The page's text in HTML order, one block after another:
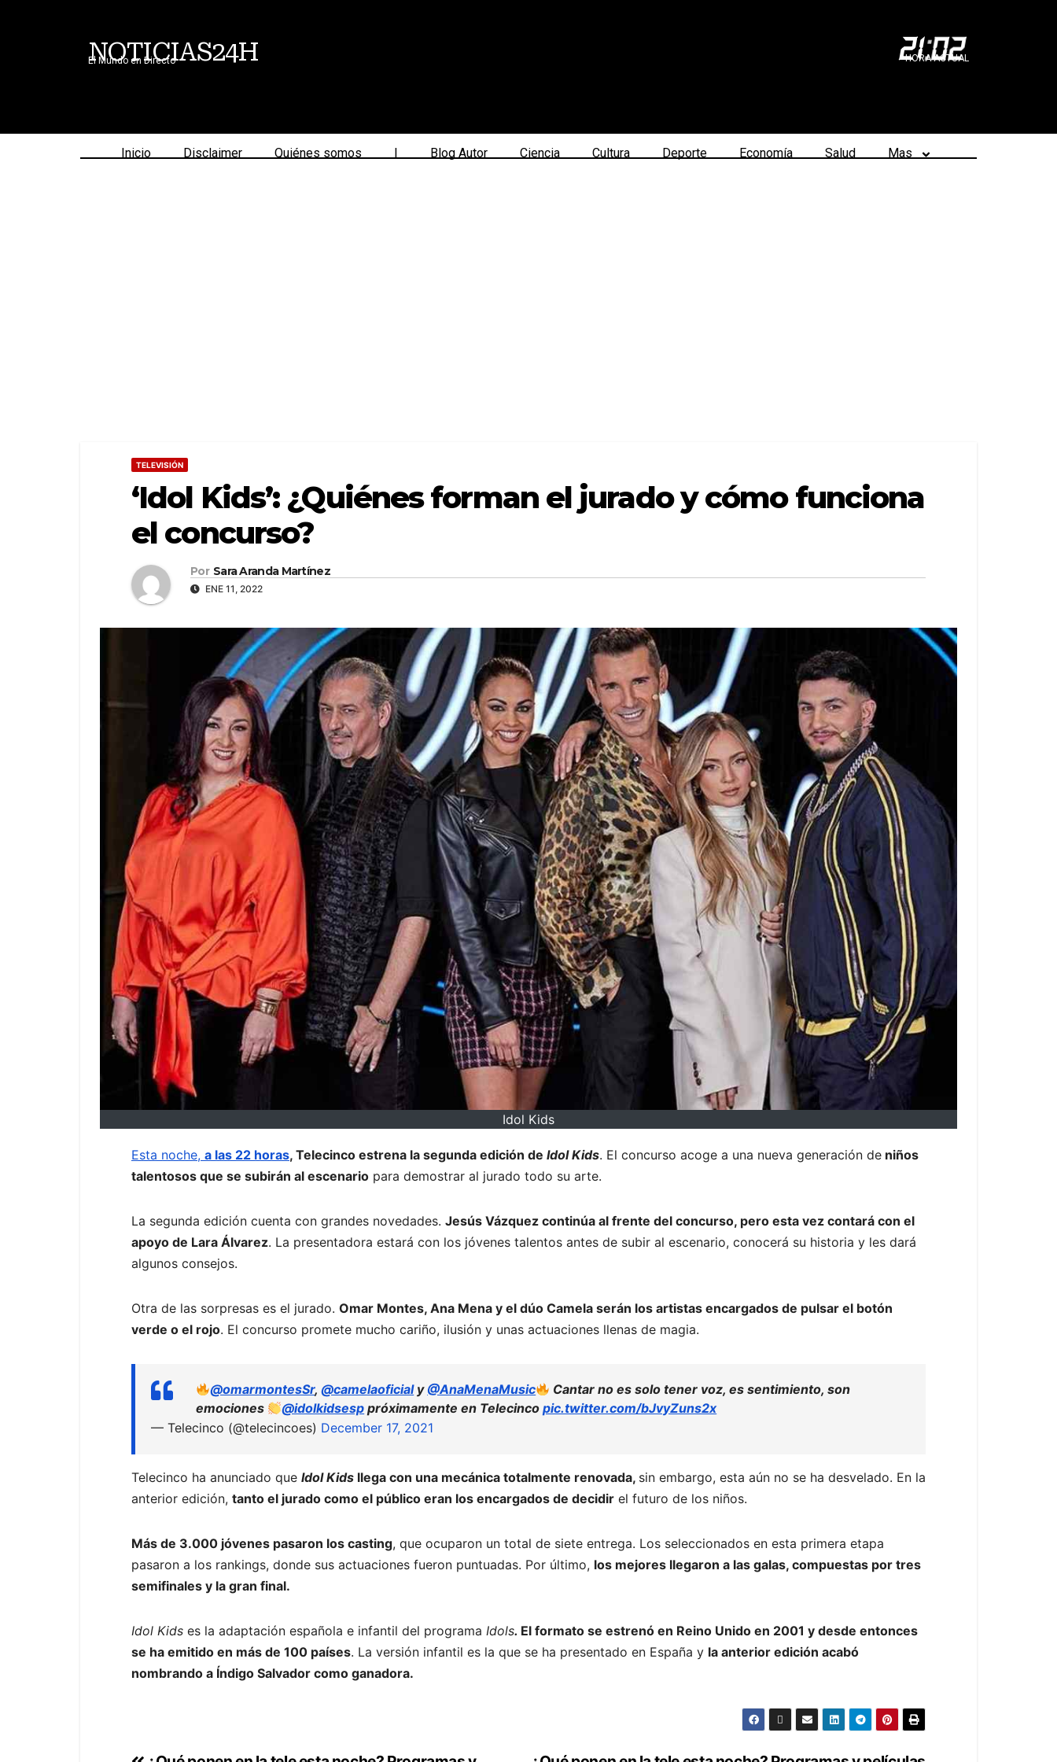
NOTICIAS24H
El Mundo en Directo 21:02
HORA ACTUAL
Inicio Disclaimer Quiénes somos | Blog Autor Ciencia Cultura Deporte Economía Salud Mas
TELEVISIÓN
‘Idol Kids’: ¿Quiénes forman el jurado y cómo funciona
el concurso?
Por Sara Aranda Martínez
ENE 11, 2022
Idol Kids
Esta noche, a las 22 horas, Telecinco estrena la segunda edición de Idol Kids. El concurso acoge a una nueva generación de niños
talentosos que se subirán al escenario para demostrar al jurado todo su arte.
La segunda edición cuenta con grandes novedades. Jesús Vázquez continúa al frente del concurso, pero esta vez contará con el
apoyo de Lara Álvarez. La presentadora estará con los jóvenes talentos antes de subir al escenario, conocerá su historia y les dará
algunos consejos.
Otra de las sorpresas es el jurado. Omar Montes, Ana Mena y el dúo Camela serán los artistas encargados de pulsar el botón
verde o el rojo. El concurso promete mucho cariño, ilusión y unas actuaciones llenas de magia.
@omarmontesSr,@camelaoficialy @AnaMenaMusic
Cantar no es solo tener voz, es sentimiento, son
emociones
@idolkidsesp próximamente en Telecincopic.twitter.com/bJvyZuns2x
— Telecinco (@telecincoes) December 17, 2021
Telecinco ha anunciado que Idol Kids llega con una mecánica totalmente renovada, sin embargo, esta aún no se ha desvelado. En la
anterior edición, tanto el jurado como el público eran los encargados de decidir el futuro de los niños.
Más de 3.000 jóvenes pasaron los casting, que ocuparon un total de siete entrega. Los seleccionados en esta primera etapa
pasaron a los rankings, donde sus actuaciones fueron puntuadas. Por último, los mejores llegaron a las galas, compuestas por tres
semifinales y la gran final.
Idol Kids es la adaptación española e infantil del programa Idols. El formato se estrenó en Reino Unido en 2001 y desde entonces
se ha emitido en más de 100 países. La versión infantil es la que se ha presentado en España y la anterior edición acabó
nombrando a Índigo Salvador como ganadora.